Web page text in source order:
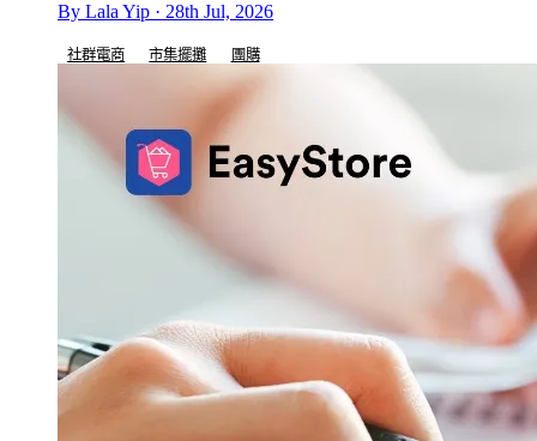
By Lala Yip · 28th Jul, 2026
社群電商 市集擺攤 團購